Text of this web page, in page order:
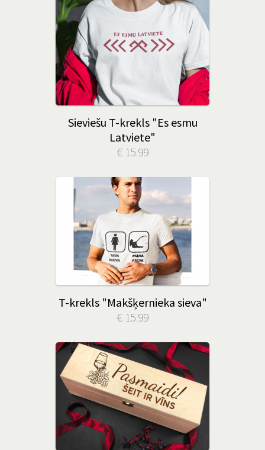
Sieviešu T-krekls "Es esmu
Latviete"
€ 15.99
T-krekls "Makšķernieka sieva"
€ 15.99